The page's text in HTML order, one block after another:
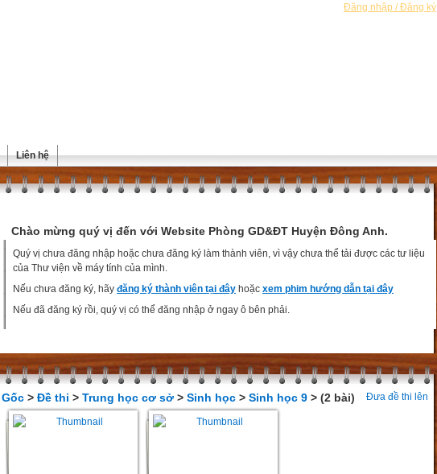
Đăng nhập / Đăng ký
Liên hệ
Chào mừng quý vị đến với Website Phòng GD&ĐT Huyện Đông Anh.
Quý vị chưa đăng nhập hoặc chưa đăng ký làm thành viên, vì vậy chưa thể tải được các tư liệu
của Thư viện về máy tính của mình.
Nếu chưa đăng ký, hãy đăng ký thành viên tại đây hoặc xem phim hướng dẫn tại đây
Nếu đã đăng ký rồi, quý vị có thể đăng nhập ở ngay ô bên phải.
Đưa đề thi lên
Gốc > Đề thi > Trung học cơ sở > Sinh học > Sinh học 9 > (2 bài)